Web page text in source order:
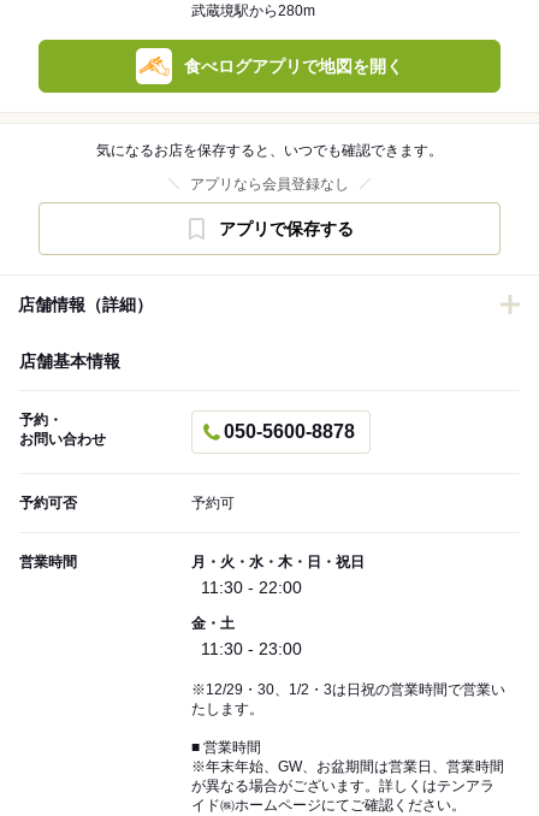
武蔵境駅から280m
食べログアプリで地図を開く
気になるお店を保存すると、いつでも確認できます。
アプリなら会員登録なし
アプリで保存する
店舗情報（詳細）
店舗基本情報
予約・
お問い合わせ
050-5600-8878
予約可否 予約可
営業時間 月・火・水・木・日・祝日
11:30 - 22:00
金・土
11:30 - 23:00
※12/29・30、1/2・3は日祝の営業時間で営業い
たします。
■ 営業時間
※年末年始、GW、お盆期間は営業日、営業時間
が異なる場合がございます。詳しくはテンアラ
イド㈱ホームページにてご確認ください。